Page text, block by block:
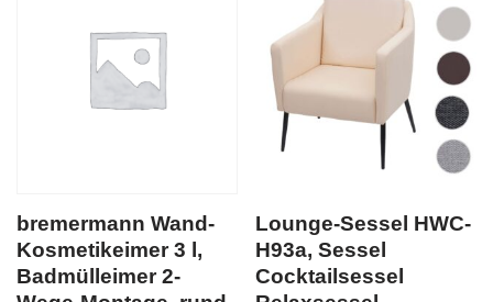
bremermann Wand-
Kosmetikeimer 3 l,
Badmülleimer 2-
Lounge-Sessel HWC-
H93a, Sessel
Cocktailsessel